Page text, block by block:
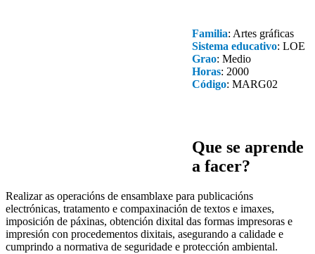
Familia: Artes gráficas
Sistema educativo: LOE
Grao: Medio
Horas: 2000
Código: MARG02
Que se aprende
a facer?
Realizar as operacións de ensamblaxe para publicacións
electrónicas, tratamento e compaxinación de textos e imaxes,
imposición de páxinas, obtención dixital das formas impresoras e
impresión con procedementos dixitais, asegurando a calidade e
cumprindo a normativa de seguridade e protección ambiental.